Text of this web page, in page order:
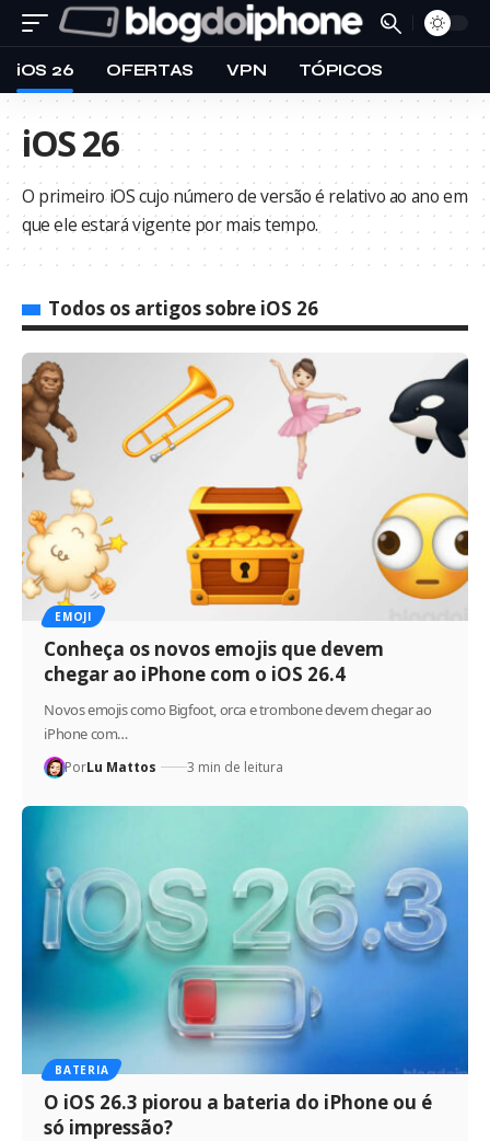
iOS 26 OFERTAS VPN TÓPICOS
iOS 26
O primeiro iOS cujo número de versão é relativo ao ano em
que ele estará vigente por mais tempo.
Todos os artigos sobre iOS 26
EMOJI
Conheça os novos emojis que devem
chegar ao iPhone com o iOS 26.4
Novos emojis como Bigfoot, orca e trombone devem chegar ao
iPhone com…
PorLu Mattos 3 min de leitura
BATERIA
O iOS 26.3 piorou a bateria do iPhone ou é
só impressão?